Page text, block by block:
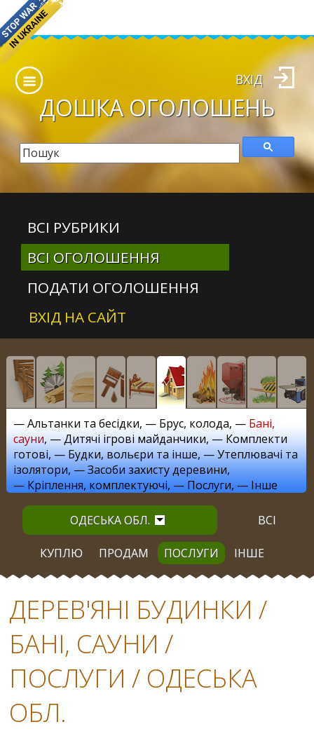
ДОШКАОГОЛОШЕНЬ
ВХІД
ВСІ РУБРИКИ
ВСІ ОГОЛОШЕННЯ
ПОДАТИ ОГОЛОШЕННЯ
ВХІД НА САЙТ
—Альтанки та бесідки, — Брус, колода, — Бані,
сауни, —Дитячі ігрові майданчики, —Комплекти
готові, —Будки, вольєри та інше, —Утеплювачі та
ізолятори, —Засоби захисту деревини,
—Кріплення, комплектуючі, —Послуги, —Інше
ОДЕСЬКА ОБЛ. ВСІ
КУПЛЮ ПРОДАМ ПОСЛУГИ ІНШЕ
ДЕРЕВ'ЯНІ БУДИНКИ /
БАНІ, САУНИ /
ПОСЛУГИ / ОДЕСЬКА
ОБЛ.